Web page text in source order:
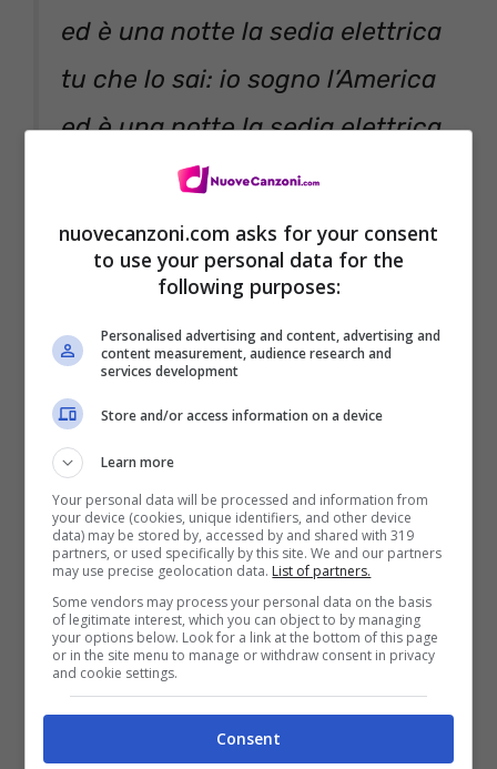
ed è una notte la sedia elettrica
tu che lo sai: io sogno l’America
ed è una notte la sedia elettrica
ed è una notte la sedia elettrica
un temporale, una scossa
elettrica
sedia elettrica.
La sveglia la mattina suona
troppo presto
la bocca disse fuori casa
“adesso esco”
l’Italia come giara adesso, non
ci riesco
Dario non sei più lo stesso, non
nuovecanzoni.com asks for your consent
to use your personal data for the
following purposes:
Personalised advertising and content, advertising and
content measurement, audience research and
services development
Store and/or access information on a device
Learn more
Your personal data will be processed and information from
your device (cookies, unique identifiers, and other device
data) may be stored by, accessed by and shared with 319
partners, or used specifically by this site. We and our partners
may use precise geolocation data. List of partners.
Some vendors may process your personal data on the basis
of legitimate interest, which you can object to by managing
your options below. Look for a link at the bottom of this page
or in the site menu to manage or withdraw consent in privacy
and cookie settings.
Consent